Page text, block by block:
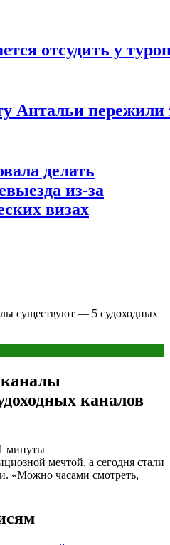
отсудить у
Антальи
делать
из-за
визах
существуют — 5 судоходных
каналы
каналов
минуты
мечтой, а сегодня стали
«Можно часами смотреть,